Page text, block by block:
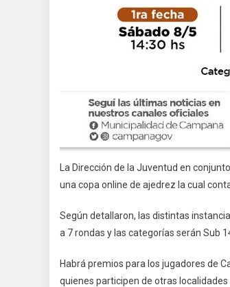
La Dirección de la Juventud en
una copa online de ajedrez la cual
Según detallaron, las distintas
a 7 rondas y las categorías serán Sub
Habrá premios para los jugadores de
quienes participen de otras